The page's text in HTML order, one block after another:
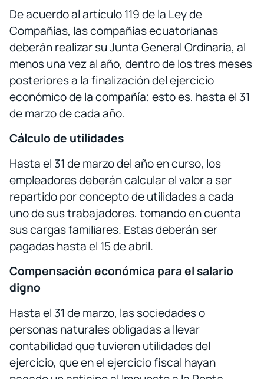
De acuerdo al artículo 119 de la Ley de
Compañías, las compañías ecuatorianas
deberán realizar su Junta General Ordinaria, al
menos una vez al año, dentro de los tres meses
posteriores a la finalización del ejercicio
económico de la compañía; esto es, hasta el 31
de marzo de cada año.
Cálculo de utilidades
Hasta el 31 de marzo del año en curso, los
empleadores deberán calcular el valor a ser
repartido por concepto de utilidades a cada
uno de sus trabajadores, tomando en cuenta
sus cargas familiares. Estas deberán ser
pagadas hasta el 15 de abril.
Compensación económica para el salario
digno
Hasta el 31 de marzo, las sociedades o
personas naturales obligadas a llevar
contabilidad que tuvieren utilidades del
ejercicio, que en el ejercicio fiscal hayan